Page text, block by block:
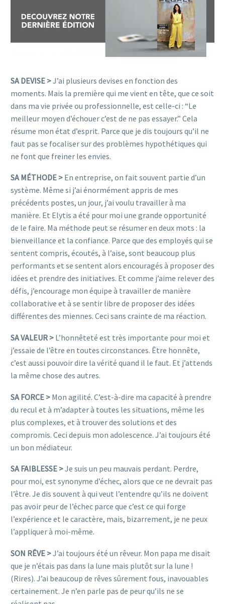
SA DEVISE >J’ai plusieurs devises en fonction des
moments. Mais la première qui me vient en tête, que ce soit
dans ma vie privée ou professionnelle, est celle-ci : “Le
meilleur moyen d’échouer c’est de ne pas essayer.” Cela
résume mon état d’esprit. Parce que je dis toujours qu’il ne
faut pas se focaliser sur des problèmes hypothétiques qui
ne font que freiner les envies.
SA MÉTHODE > En entreprise, on fait souvent partie d’un
système. Même si j’ai énormément appris de mes
précédents postes, un jour, j’ai voulu travailler à ma
manière. Et Elytis a été pour moi une grande opportunité
de le faire. Ma méthode peut se résumer en deux mots : la
bienveillance et la confiance. Parce que des employés qui se
sentent compris, écoutés, à l’aise, sont beaucoup plus
performants et se sentent alors encouragés à proposer des
idées et prendre des initiatives. Et comme j’aime relever des
défis, j’encourage mon équipe à travailler de manière
collaborative et à se sentir libre de proposer des idées
différentes des miennes. Ceci sans crainte de ma réaction.
SA VALEUR > L’honnêteté est très importante pour moi et
j’essaie de l’être en toutes circonstances. Être honnête,
c’est aussi pouvoir dire la vérité quand il le faut. Et j’attends
la même chose des autres.
SA FORCE > Mon agilité. C’est-à-dire ma capacité à prendre
du recul et à m’adapter à toutes les situations, même les
plus complexes, et à trouver des solutions et des
compromis. Ceci depuis mon adolescence. J’ai toujours été
un bon médiateur.
SA FAIBLESSE >Je suis un peu mauvais perdant. Perdre,
pour moi, est synonyme d’échec, alors que ce ne devrait pas
l’être. Je dis souvent à qui veut l’entendre qu’ils ne doivent
pas avoir peur de l’échec parce que c’est ce qui forge
l’expérience et le caractère, mais, bizarrement, je ne peux
l’appliquer à moi-même.
SON RÊVE >J’ai toujours été un rêveur. Mon papa me disait
que je n’étais pas dans la lune mais plutôt sur la lune !
(Rires). J’ai beaucoup de rêves sûrement fous, inavouables
certainement. Je n’en parle pas de peur qu’ils ne se